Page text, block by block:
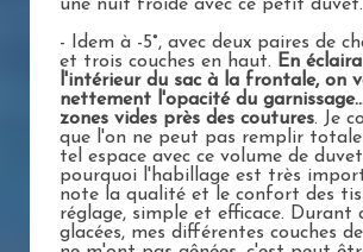
une nuit froide avec ce petit duvet.
- Idem à -5°, avec deux paires de
et trois couches en haut. En
l'intérieur du sac à la frontale, on
nettement l'opacité du
zones vides près des coutures. Je
que l'on ne peut pas remplir
tel espace avec ce volume de
pourquoi l'habillage est très
note la qualité et le confort des
réglage, simple et efficace. Durant
glacées, mes différentes couches